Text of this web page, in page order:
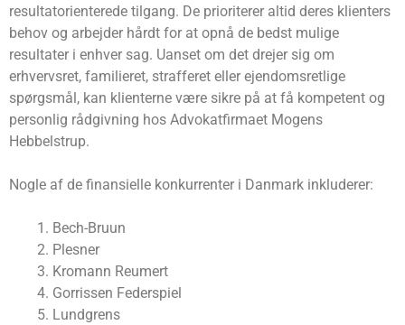
resultatorienterede tilgang. De prioriterer altid deres klienters
behov og arbejder hårdt for at opnå de bedst mulige
resultater i enhver sag. Uanset om det drejer sig om
erhvervsret, familieret, strafferet eller ejendomsretlige
spørgsmål, kan klienterne være sikre på at få kompetent og
personlig rådgivning hos Advokatfirmaet Mogens
Hebbelstrup.
Nogle af de finansielle konkurrenter i Danmark inkluderer:
Bech-Bruun
Plesner
Kromann Reumert
Gorrissen Federspiel
Lundgrens